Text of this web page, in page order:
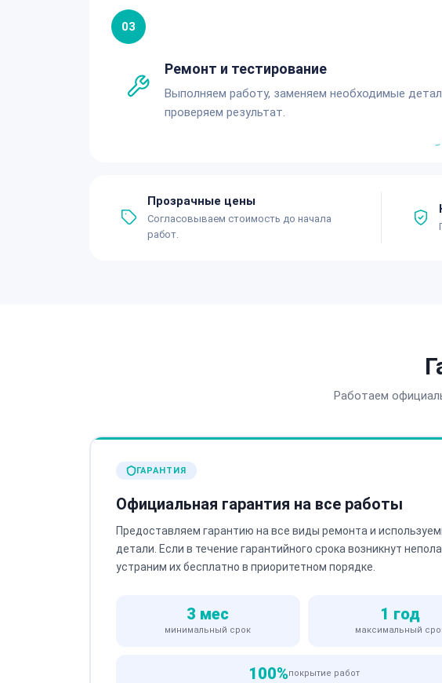
03
Ремонт и тестирование
Выполняем работу, заменяем необходимые
проверяем результат.
Прозрачные цены
Согласовываем стоимость до начала
работ.
Работаем
ГАРАНТИЯ
Официальная гарантия на все работы
Предоставляем гарантию на все виды ремонта и
детали. Если в течение гарантийного срока возникнут
устраним их бесплатно в приоритетном порядке.
3 мес
минимальный срок
1 год
максимальный
100%покрытие работ